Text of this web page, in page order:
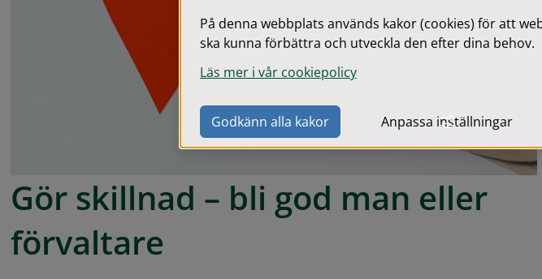
Gör skillnad – bli god man eller
förvaltare
På denna webbplats används kakor (cookies) för att
ska kunna förbättra och utveckla den efter dina behov.
Läs mer i vår cookiepolicy
Godkänn alla kakor Anpassa inställningar